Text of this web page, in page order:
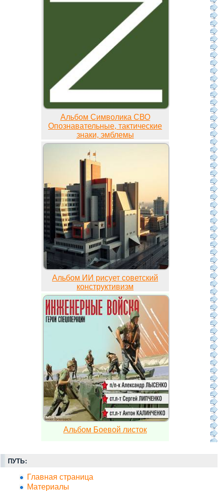
Альбом Символика СВО
Опознавательные, тактические
знаки, эмблемы
Альбом ИИ рисует советский
конструктивизм
Альбом Боевой листок
ПУТЬ:
Главная страница
Материалы